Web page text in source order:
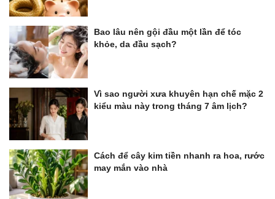
Bao lâu nên gội đầu một lần để tóc
khỏe, da đầu sạch?
Vì sao người xưa khuyên hạn chế mặc 2
kiểu màu này trong tháng 7 âm lịch?
Cách để cây kim tiền nhanh ra hoa, rước
may mắn vào nhà